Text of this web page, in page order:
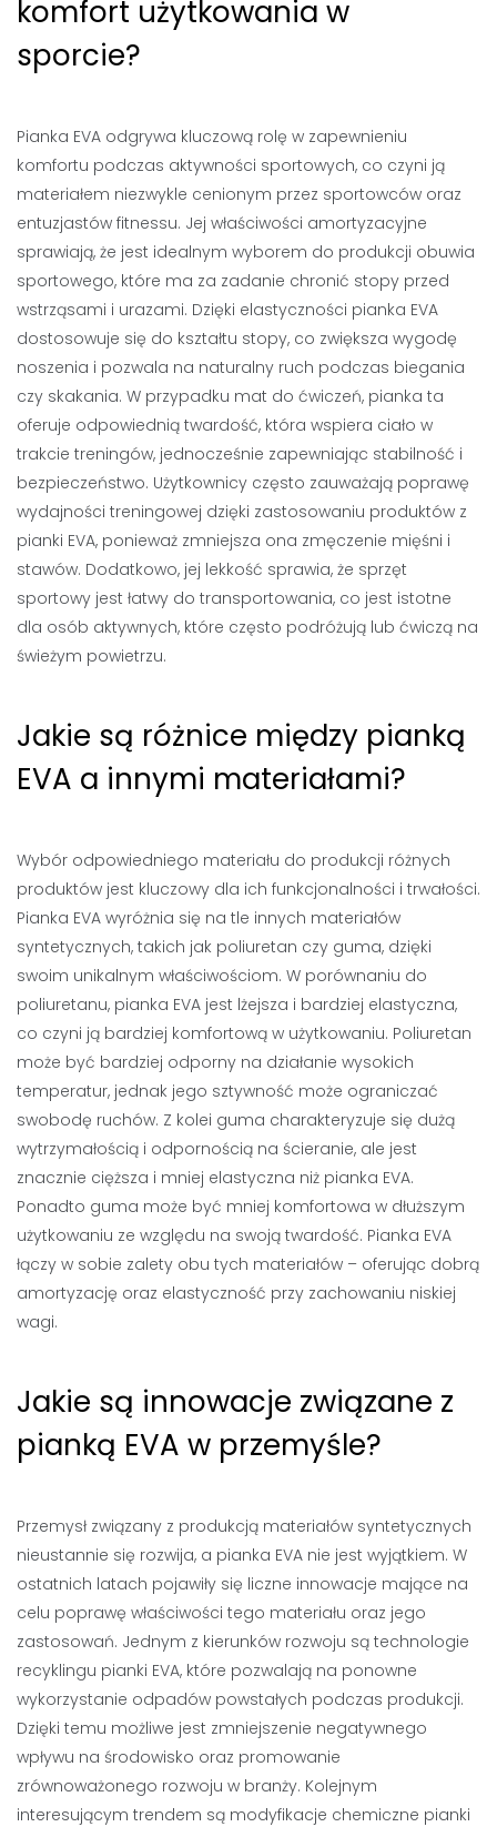
komfort użytkowania w
sporcie?
Pianka EVA odgrywa kluczową rolę w zapewnieniu
komfortu podczas aktywności sportowych, co czyni ją
materiałem niezwykle cenionym przez sportowców oraz
entuzjastów fitnessu. Jej właściwości amortyzacyjne
sprawiają, że jest idealnym wyborem do produkcji obuwia
sportowego, które ma za zadanie chronić stopy przed
wstrząsami i urazami. Dzięki elastyczności pianka EVA
dostosowuje się do kształtu stopy, co zwiększa wygodę
noszenia i pozwala na naturalny ruch podczas biegania
czy skakania. W przypadku mat do ćwiczeń, pianka ta
oferuje odpowiednią twardość, która wspiera ciało w
trakcie treningów, jednocześnie zapewniając stabilność i
bezpieczeństwo. Użytkownicy często zauważają poprawę
wydajności treningowej dzięki zastosowaniu produktów z
pianki EVA, ponieważ zmniejsza ona zmęczenie mięśni i
stawów. Dodatkowo, jej lekkość sprawia, że sprzęt
sportowy jest łatwy do transportowania, co jest istotne
dla osób aktywnych, które często podróżują lub ćwiczą na
świeżym powietrzu.
Jakie są różnice między pianką
EVA a innymi materiałami?
Wybór odpowiedniego materiału do produkcji różnych
produktów jest kluczowy dla ich funkcjonalności i trwałości.
Pianka EVA wyróżnia się na tle innych materiałów
syntetycznych, takich jak poliuretan czy guma, dzięki
swoim unikalnym właściwościom. W porównaniu do
poliuretanu, pianka EVA jest lżejsza i bardziej elastyczna,
co czyni ją bardziej komfortową w użytkowaniu. Poliuretan
może być bardziej odporny na działanie wysokich
temperatur, jednak jego sztywność może ograniczać
swobodę ruchów. Z kolei guma charakteryzuje się dużą
wytrzymałością i odpornością na ścieranie, ale jest
znacznie cięższa i mniej elastyczna niż pianka EVA.
Ponadto guma może być mniej komfortowa w dłuższym
użytkowaniu ze względu na swoją twardość. Pianka EVA
łączy w sobie zalety obu tych materiałów – oferując dobrą
amortyzację oraz elastyczność przy zachowaniu niskiej
wagi.
Jakie są innowacje związane z
pianką EVA w przemyśle?
Przemysł związany z produkcją materiałów syntetycznych
nieustannie się rozwija, a pianka EVA nie jest wyjątkiem. W
ostatnich latach pojawiły się liczne innowacje mające na
celu poprawę właściwości tego materiału oraz jego
zastosowań. Jednym z kierunków rozwoju są technologie
recyklingu pianki EVA, które pozwalają na ponowne
wykorzystanie odpadów powstałych podczas produkcji.
Dzięki temu możliwe jest zmniejszenie negatywnego
wpływu na środowisko oraz promowanie
zrównoważonego rozwoju w branży. Kolejnym
interesującym trendem są modyfikacje chemiczne pianki